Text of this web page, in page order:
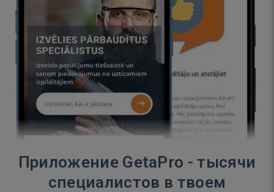
Приложение GetaPro - тысячи
специалистов в твоем